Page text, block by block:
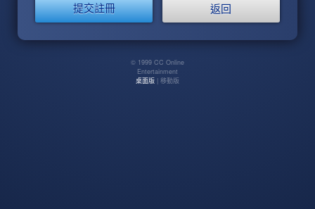
返回
© 1999 CC Online
Entertainment
桌面版 | 移動版